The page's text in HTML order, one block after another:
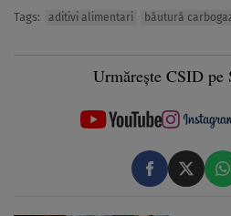
Tags: aditivi alimentari băutură
Urmărește CSID pe